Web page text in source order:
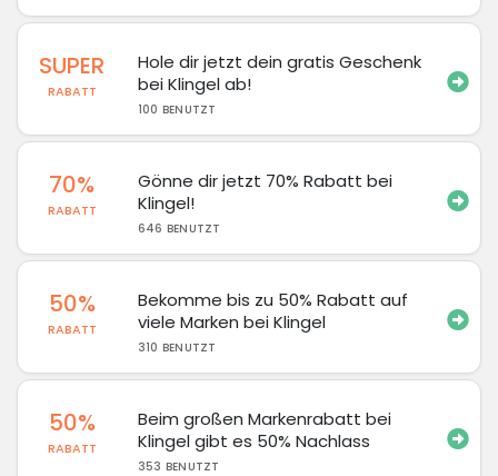
SUPER
RABATT
Hole dir jetzt dein gratis Geschenk
bei Klingel ab!
100 BENUTZT
70%
RABATT
Gönne dir jetzt 70% Rabatt bei
Klingel!
646 BENUTZT
50%
RABATT
Bekomme bis zu 50% Rabatt auf
viele Marken bei Klingel
310 BENUTZT
50%
RABATT
Beim großen Markenrabatt bei
Klingel gibt es 50% Nachlass
353 BENUTZT